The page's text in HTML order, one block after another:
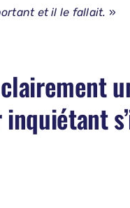
et il le fallait. »